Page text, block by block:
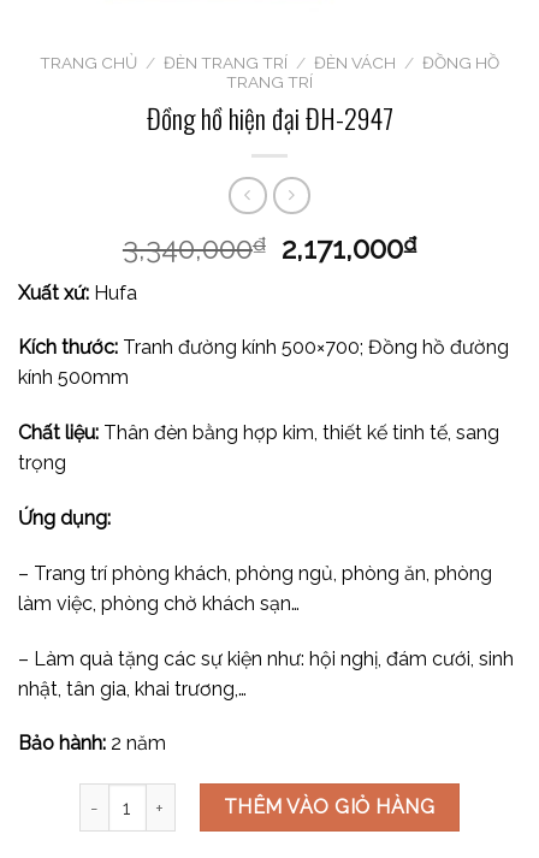
TRANG CHỦ / ĐÈN TRANG TRÍ / ĐÈN VÁCH / ĐỒNG HỒ
TRANG TRÍ
Đồng hồ hiện đại ĐH-2947
3,340,000₫ 2,171,000₫
Xuất xứ: Hufa
Kích thước: Tranh đường kính 500×700; Đồng hồ đường
kính 500mm
Chất liệu: Thân đèn bằng hợp kim, thiết kế tinh tế, sang
trọng
Ứng dụng:
– Trang trí phòng khách, phòng ngủ, phòng ăn, phòng
làm việc, phòng chờ khách sạn…
– Làm quà tặng các sự kiện như: hội nghị, đám cưới, sinh
nhật, tân gia, khai trương,…
Bảo hành: 2 năm
Đồng hồ hiện đại ĐH-2947 số lượng
THÊM VÀO GIỎ HÀNG